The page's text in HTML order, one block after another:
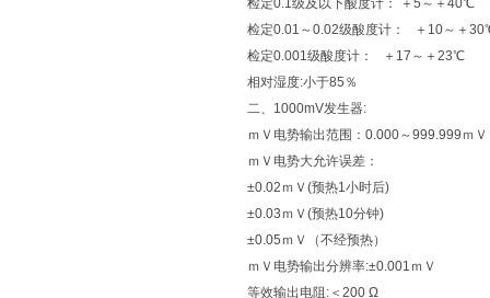
检定0.1级及以下酸度计： ＋5～＋40℃
检定0.01～0.02级酸度计： ＋10～＋
检定0.001级酸度计： ＋17～＋23℃
相对湿度:小于85％
二、1000mV发生器:
ｍＶ电势输出范围：0.000～999.999ｍＶ
ｍＶ电势大允许误差：
±0.02ｍＶ(预热1小时后)
±0.03ｍＶ(预热10分钟)
±0.05ｍＶ（不经预热）
ｍＶ电势输出分辨率:±0.001ｍＶ
等效输出电阻:＜200 Ω